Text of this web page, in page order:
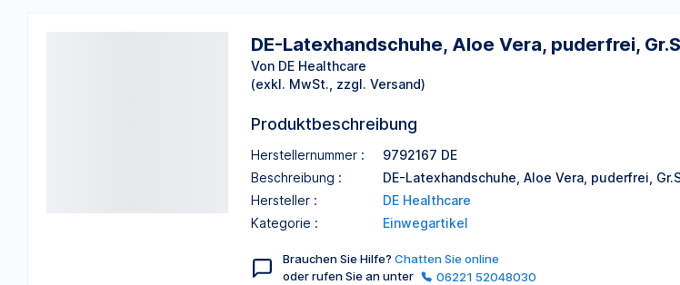
DE-Latexhandschuhe, Aloe Vera, puderfrei,
Von DE Healthcare
(exkl. MwSt., zzgl. Versand)
Produktbeschreibung
Herstellernummer :
9792167 DE
Beschreibung :
DE-Latexhandschuhe, Aloe Vera, puderfrei,
Hersteller :
DE Healthcare
Kategorie :
Einwegartikel
Brauchen Sie Hilfe? Chatten Sie online
oder rufen Sie an unter
06221 52048030